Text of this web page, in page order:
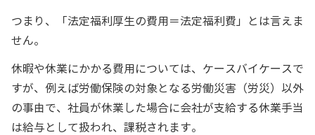
つまり、「法定福利厚生の費用＝法定福利費」とは言えま
せん。
休暇や休業にかかる費用については、ケースバイケースで
すが、例えば労働保険の対象となる労働災害（労災）以外
の事由で、社員が休業した場合に会社が支給する休業手当
は給与として扱われ、課税されます。